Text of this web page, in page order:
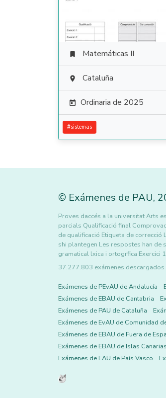
 Matemáticas II
 Cataluña
 Ordinaria de 2025
#sistemas
© Exámenes de PAU,
Proves daccés a la universitat Arts
parcials Qualificació final
de qualificació Etiqueta de
shi plantegen Les respostes han de
gramatical lxica i ortogrfica Exercici
37.277.803 exámenes
Exámenes de PEvAU de Andalucía
Exámenes de EBAU de Cantabria
Exámenes de PAU de Cataluña
Exámenes de EvAU de Comunidad
Exámenes de EBAU de Fuera de
Exámenes de EBAU de Islas Canarias
Exámenes de EAU de País Vasco